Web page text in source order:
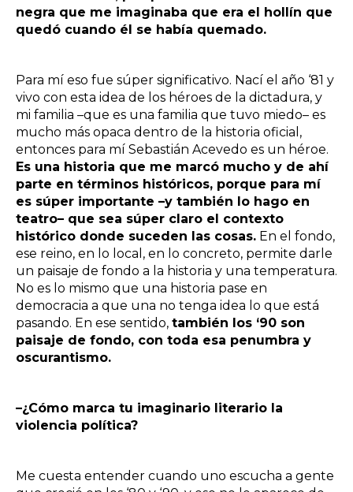
negra que me imaginaba que era el hollín que
quedó cuando él se había quemado.
Para mí eso fue súper significativo. Nací el año ‘81 y
vivo con esta idea de los héroes de la dictadura, y
mi familia –que es una familia que tuvo miedo– es
mucho más opaca dentro de la historia oficial,
entonces para mí Sebastián Acevedo es un héroe.
Es una historia que me marcó mucho y de ahí
parte en términos históricos, porque para mí
es súper importante –y también lo hago en
teatro– que sea súper claro el contexto
histórico donde suceden las cosas. En el fondo,
ese reino, en lo local, en lo concreto, permite darle
un paisaje de fondo a la historia y una temperatura.
No es lo mismo que una historia pase en
democracia a que una no tenga idea lo que está
pasando. En ese sentido, también los ‘90 son
paisaje de fondo, con toda esa penumbra y
oscurantismo.
–¿Cómo marca tu imaginario literario la
violencia política?
Me cuesta entender cuando uno escucha a gente